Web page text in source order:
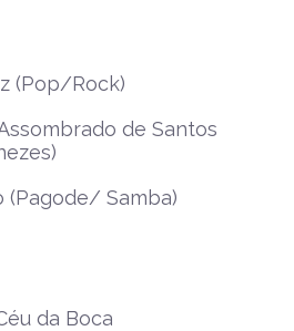
(Pop/Rock)
de Santos
(Pagode/ Samba)
da Boca